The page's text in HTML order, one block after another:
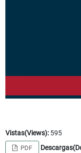
Vistas(Views):595
PDF